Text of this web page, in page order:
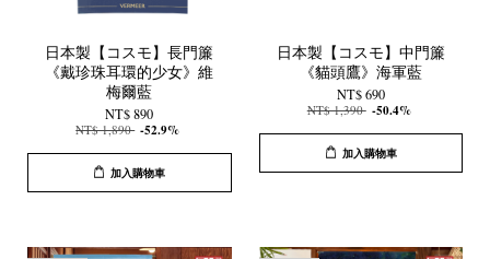
日本製【コスモ】長門簾
《戴珍珠耳環的少女》維
梅爾藍
NT$ 890
NT$ 1,890 -52.9%
加入購物車
日本製【コスモ】中門簾
《貓頭鷹》海軍藍
NT$ 690
NT$ 1,390 -50.4%
加入購物車